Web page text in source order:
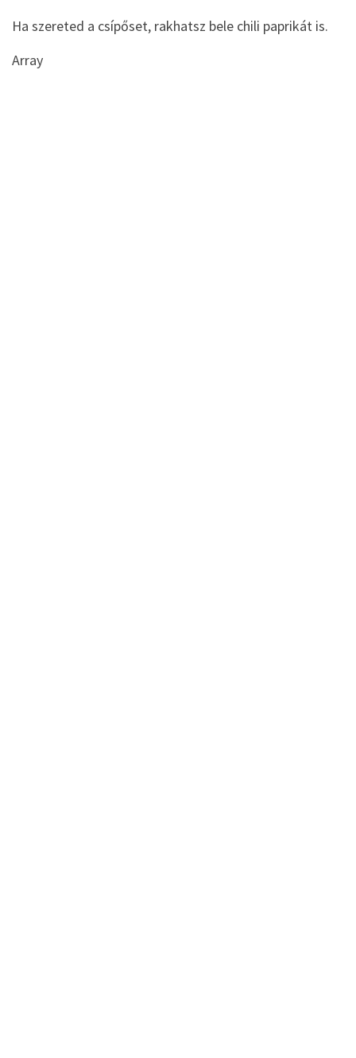
Ha szereted a csípőset, rakhatsz bele chili paprikát is.
Array